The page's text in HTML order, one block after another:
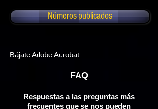
Números publicados
Bájate Adobe Acrobat
FAQ
Respuestas a las preguntas más
frecuentes que se nos pueden